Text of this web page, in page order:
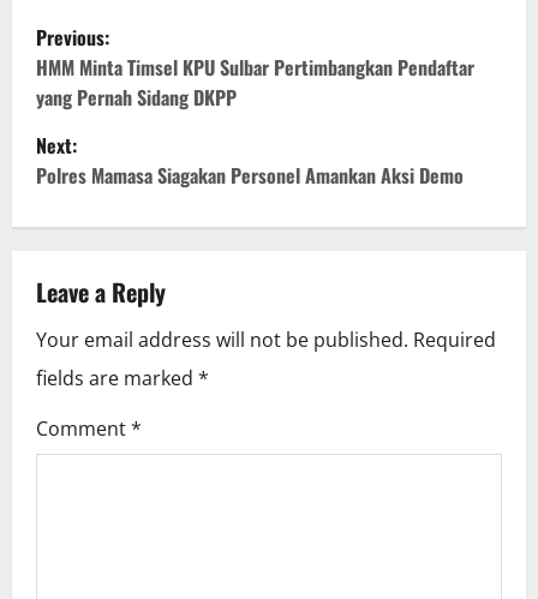
P
o
s
t
n
a
v
i
g
Previous:
HMM Minta Timsel KPU Sulbar Pertimbangkan Pendaftar
yang Pernah Sidang DKPP
Next:
Polres Mamasa Siagakan Personel Amankan Aksi Demo
Leave a Reply
Your email address will not be published. Required
fields are marked *
Comment*